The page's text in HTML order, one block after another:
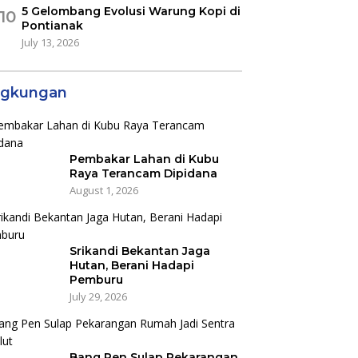
5 Gelombang Evolusi Warung Kopi di
Pontianak
July 13, 2026
Pembakar Lahan di Kubu
Raya Terancam Dipidana
August 1, 2026
Srikandi Bekantan Jaga
Hutan, Berani Hadapi
Pemburu
July 29, 2026